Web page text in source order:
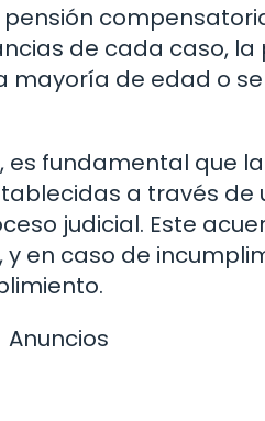
de cada caso, la
mayoría de edad o
es fundamental que
a través de
judicial. Este
en caso de
Anuncios